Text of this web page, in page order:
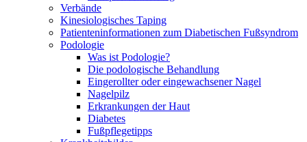
Verbände
Kinesiologisches Taping
Patienteninformationen zum Diabetischen Fußsyndrom
Podologie
Was ist Podologie?
Die podologische Behandlung
Eingerollter oder eingewachsener Nagel
Nagelpilz
Erkrankungen der Haut
Diabetes
Fußpflegetipps